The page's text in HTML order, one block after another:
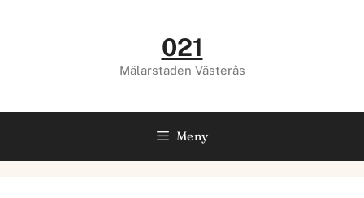
021
Mälarstaden Västerås
Meny